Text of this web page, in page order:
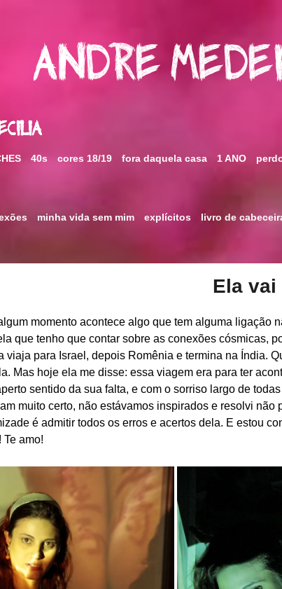
Andre
40s cores 18/19 fora daquela casa 1 ANO
minha vida sem mim explícitos livro de
Ela vai
momento acontece algo que tem alguma ligação
que tenho que contar sobre as conexões cósmicas,
viaja para Israel, depois Romênia e termina na Índia.
Mas hoje ela me disse: essa viagem era para ter
sentido da sua falta, e com o sorriso largo de
muito certo, não estávamos inspirados e resolvi
é admitir todos os erros e acertos dela. E estou
Te amo!